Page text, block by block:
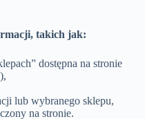
takich jak:
dostępna na stronie
lub wybranego sklepu,
na stronie.